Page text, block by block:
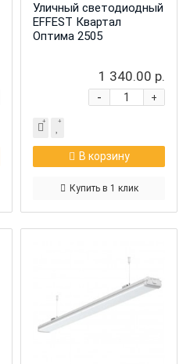
Уличный светодиодный
EFFEST Квартал
Оптима 2505
1 340.00 р.
+
-
В корзину
Купить в 1 клик